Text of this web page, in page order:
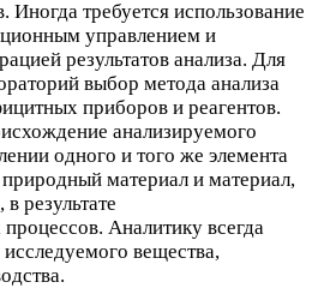
Иногда требуется использование
управлением и
результатов анализа. Для
выбор метода анализа
приборов и реагентов.
анализируемого
одного и того же элемента
материал и материал,
результате
Аналитику всегда
вещества,